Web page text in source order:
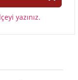
yazınız.